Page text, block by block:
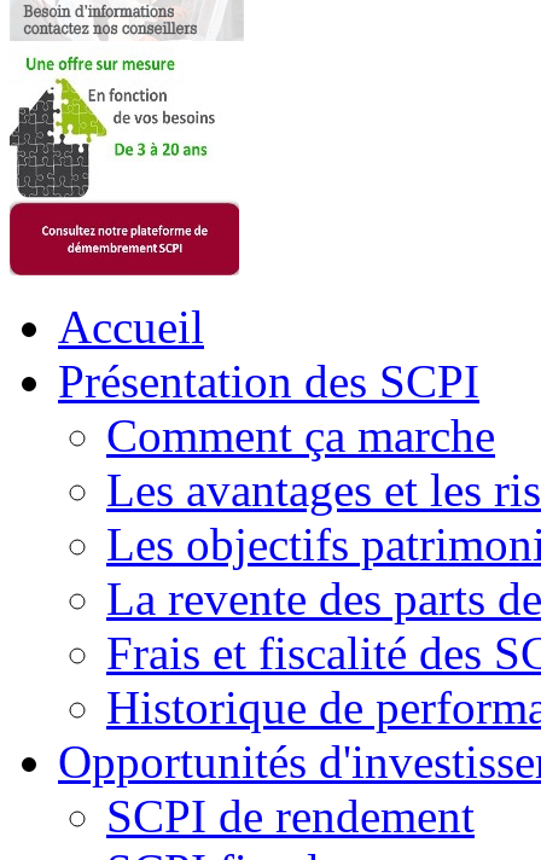
Accueil
Présentation des SCPI
Comment ça marche
Les avantages et les
Les objectifs
La revente des parts
Frais et fiscalité des
Historique de
Opportunités
SCPI de rendement